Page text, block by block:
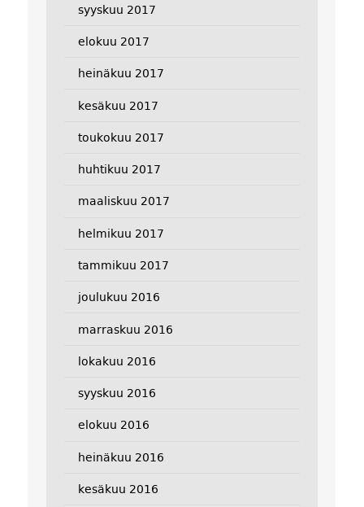
syyskuu 2017
elokuu 2017
heinäkuu 2017
kesäkuu 2017
toukokuu 2017
huhtikuu 2017
maaliskuu 2017
helmikuu 2017
tammikuu 2017
joulukuu 2016
marraskuu 2016
lokakuu 2016
syyskuu 2016
elokuu 2016
heinäkuu 2016
kesäkuu 2016